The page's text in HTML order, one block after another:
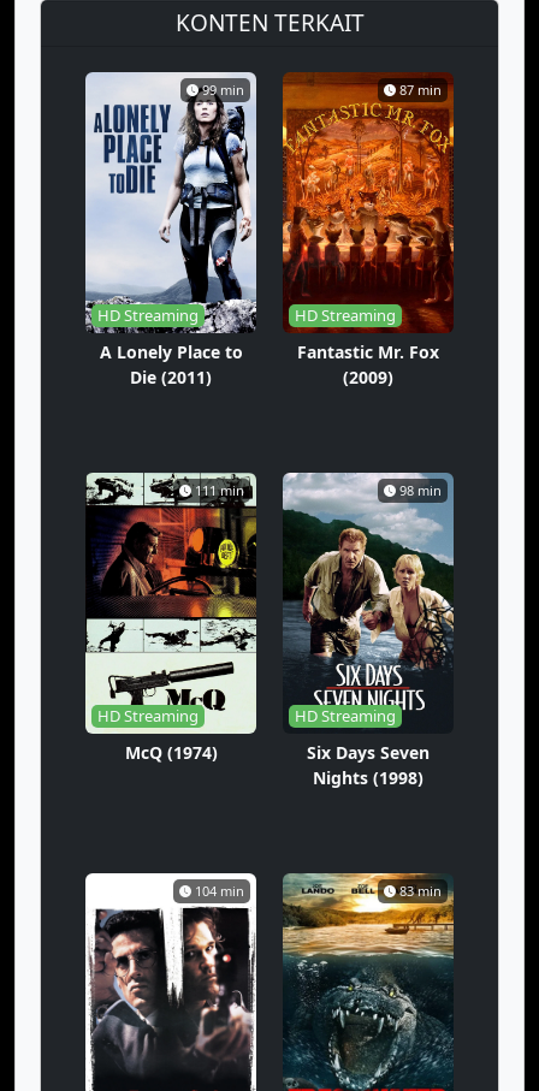
KONTEN TERKAIT
99 min
HD Streaming
A Lonely Place to
Die (2011)
87 min
HD Streaming
Fantastic Mr. Fox
(2009)
111 min
HD Streaming
McQ (1974)
98 min
HD Streaming
Six Days Seven
Nights (1998)
104 min 83 min